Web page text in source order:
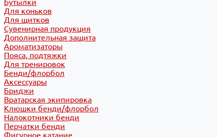
Бутылки
Для коньков
Для щитков
Сувенирная продукция
Дополнительная защита
Ароматизаторы
Пояса, подтяжки
Для тренировок
Бенди/флорбол
Аксессуары
Бриджи
Вратарская экипировка
Клюшки бенди/флорбол
Налокотники бенди
Перчатки бенди
Фигурное катание